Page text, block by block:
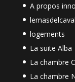
A propos
logements
La suite Alba
La chambre
La chambre